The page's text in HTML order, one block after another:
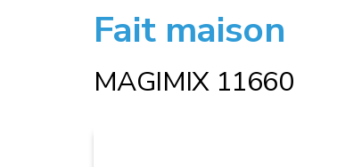
Fait maison
MAGIMIX 11660